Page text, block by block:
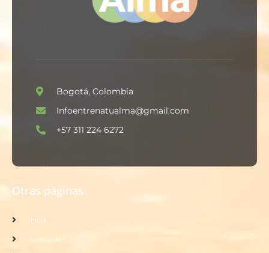
Bogotá, Colombia
Infoentrenatualma@gmail.com
+57 311 224 6272
Otras páginas
Inicio
Acerca de